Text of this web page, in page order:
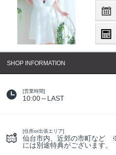
SHOP INFORMATION
[営業時間]
10:00～LAST
[住所or出張エリア]
仙台市内、近郊の市町など
には別途特典がございます。